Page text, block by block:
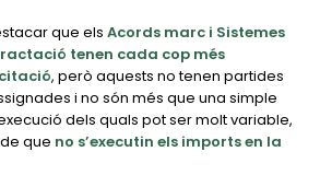
que elsAcords marc i Sistemes
tenen cada cop més
, però aquests no tenen partides
i no són més que una simple
dels quals pot ser molt variable,
que no s’executin els imports en la